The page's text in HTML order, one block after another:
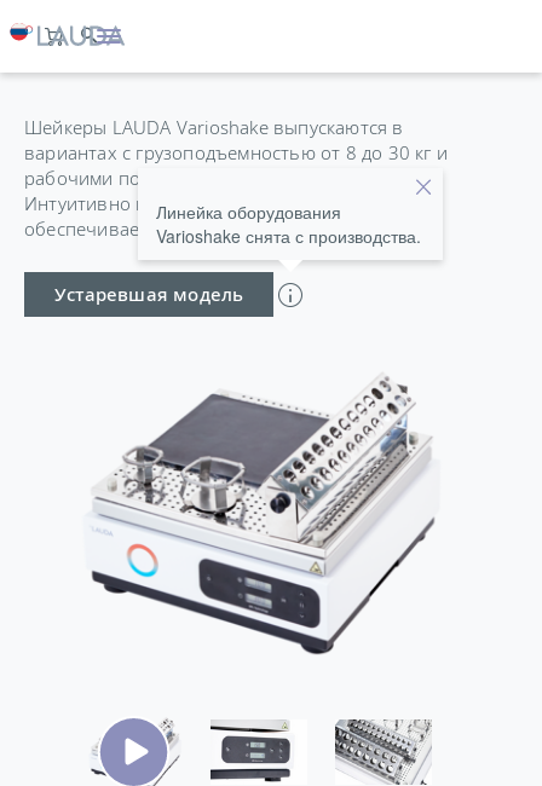
VARIOSHAKE VS 8 O
Шейкеры LAUDA Varioshake выпускаются в
вариантах с грузоподъемностью от 8 до 30 кг и
рабочими поверхностями до 676 x 540 мм.
Интуитивно понятное цифровое управление
обеспечивает простое управление.
Устаревшая модель
Линейка оборудования
Varioshake снята с производства.